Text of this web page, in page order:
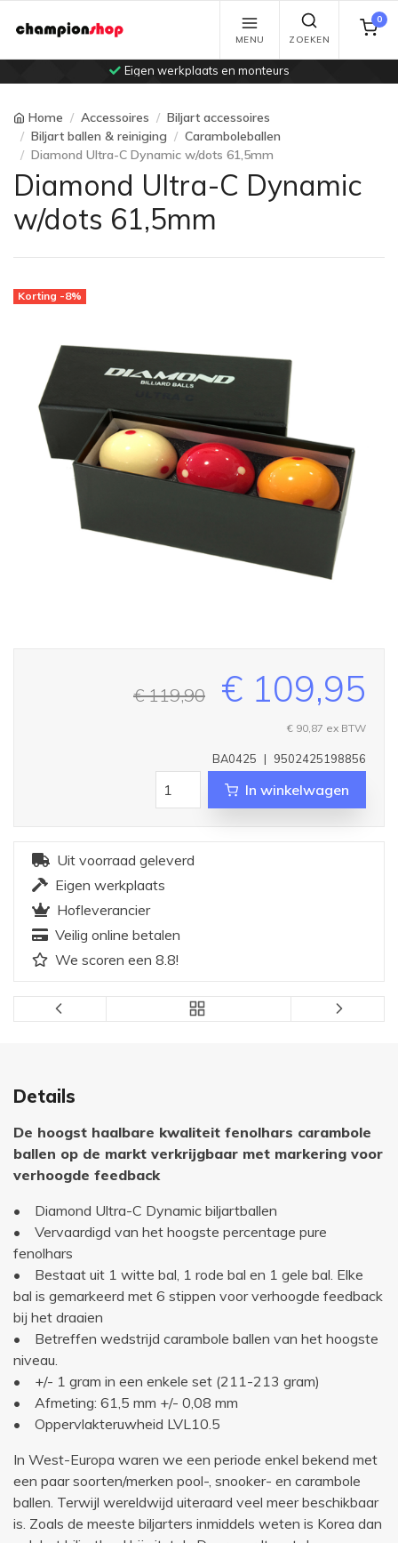
Eigen werkplaats en monteurs
MENU ZOEKEN
0
Home Accessoires
Biljart accessoires
Biljart ballen & reiniging
Caramboleballen
Diamond Ultra-C Dynamic w/dots 61,5mm
Diamond Ultra-C Dynamic
w/dots 61,5mm
Korting -8%
€ 119,90 € 109,95
€ 90,87 ex BTW
9502425198856
|
BA0425
In winkelwagen
Uit voorraad geleverd
Eigen werkplaats
Hofleverancier
Veilig online betalen
We scoren een 8.8!
Details
De hoogst haalbare kwaliteit fenolhars carambole
ballen op de markt verkrijgbaar met markering voor
verhoogde feedback
• Diamond Ultra-C Dynamic biljartballen
• Vervaardigd van het hoogste percentage pure
fenolhars
• Bestaat uit 1 witte bal, 1 rode bal en 1 gele bal. Elke
bal is gemarkeerd met 6 stippen voor verhoogde feedback
bij het draaien
• Betreffen wedstrijd carambole ballen van het hoogste
niveau.
• +/- 1 gram in een enkele set (211-213 gram)
• Afmeting: 61,5 mm +/- 0,08 mm
• Oppervlakteruwheid LVL10.5
In West-Europa waren we een periode enkel bekend met
een paar soorten/merken pool-, snooker- en carambole
ballen. Terwijl wereldwijd uiteraard veel meer beschikbaar
is. Zoals de meeste biljarters inmiddels weten is Korea dan